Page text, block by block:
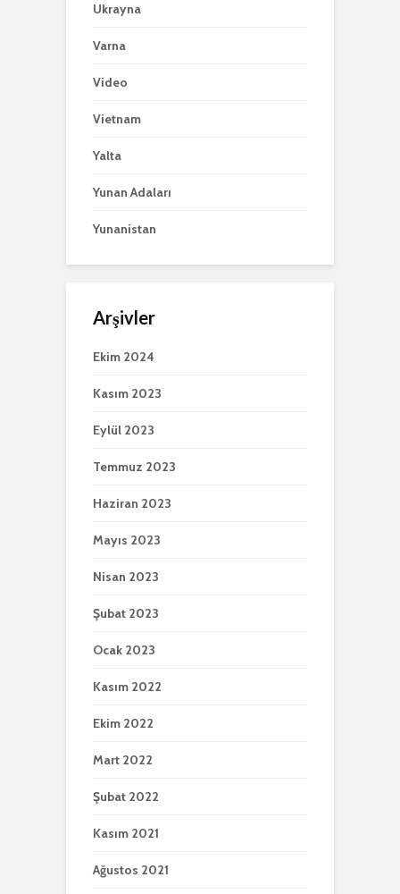
Ukrayna
Varna
Video
Vietnam
Yalta
Yunan Adaları
Yunanistan
Arşivler
Ekim 2024
Kasım 2023
Eylül 2023
Temmuz 2023
Haziran 2023
Mayıs 2023
Nisan 2023
Şubat 2023
Ocak 2023
Kasım 2022
Ekim 2022
Mart 2022
Şubat 2022
Kasım 2021
Ağustos 2021